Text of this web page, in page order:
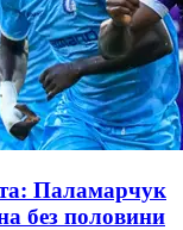
Паламарчук
без половини